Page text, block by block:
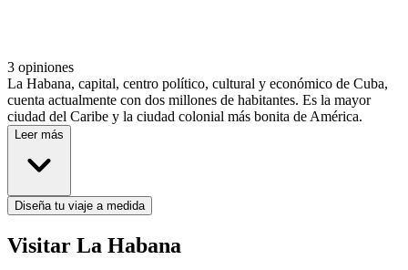
3 opiniones
La Habana, capital, centro político, cultural y económico de Cuba,
cuenta actualmente con dos millones de habitantes. Es la mayor
ciudad del Caribe y la ciudad colonial más bonita de América.
Leer más
Diseña tu viaje a medida
Visitar La Habana